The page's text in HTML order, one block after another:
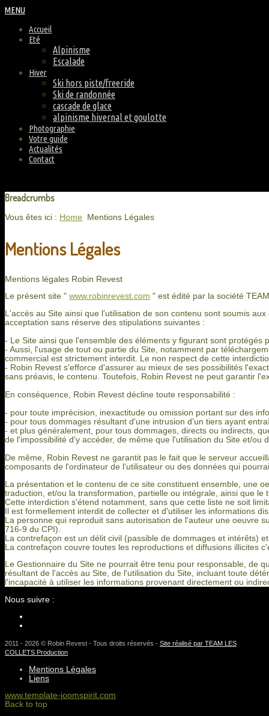
MENU
Accueil
Eté
Alpinisme
Escalade
Hiver
Ski hors piste/freeride
Ski de randonnée
cascade de glace
alpinisme hivernal et goulotte
Photographie
Votre guide
Actualités
Contact
Breadcrumbs
Vous êtes ici : Home Mentions Légales
Mentions Légales
Mentions légales Robin Revest
Le présent site " www.robinrevest.com " est édité par la société
L'accès au Site ainsi que l'utilisation de son contenu sont soumis
acceptation sans réserve des stipulations suivantes :
- Le Site ainsi que l'ensemble des éléments y figurant sont protégés
- Aussi, l'usage de tout ou partie du Site, notamment par
commercial est strictement interdit. Le non respect de cette
- Robin Revest s'efforce d'assurer au mieux de ses possibilités
sans préavis, le contenu. Toutefois, Robin Revest ne peut garantir
En conséquence, Robin Revest décline toute responsabilité :
- pour toute imprécision, inexactitude ou omission portant sur des
- pour tous dommages résultant d'une intrusion d'un tiers ayant
- et plus généralement, pour tous dommages, directs ou indirects,
de l'impossibilité d'y accéder, de même que l'utilisation du Site et/
De même, Robin Revest ne garantit pas le fait que le serveur
composants de l'ordinateur de l'utilisateur ou des données qui
La présentation et le contenu de ce site constituent ensemble, une
traduction, et/ou la transformation, partielle ou intégrale, ainsi que
Cette interdiction s'étend notamment, sans que cette liste ne soit
Il est formellement interdit de collecter et d'utiliser les informations
La personne qui reproduit sans autorisation de l'auteur une oeuvre
716-9 du CPI).
La contrefaçon est un délit civil (passible de dommages et intérêts)
La contrefaçon couvre toutes les reproductions et diffusions illicites
Le Gestionnaire du Site ne pourrait être tenu pour responsable, de
résultant de l'accès au Site, de l'utilisation du Site, incluant toute
l'incapacité à utiliser les informations provenant directement ou
Nous suivre :
2011 - 2026 © Robin Revest - Tous droits réservés - Site réalisé par TEAM LES
COLLETS Production
Mentions Légales
Liens
www.template-joomspirit.com
Back to top